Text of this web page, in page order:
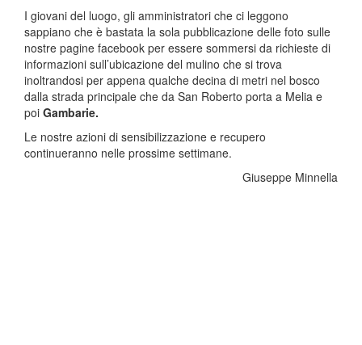
I giovani del luogo, gli amministratori che ci leggono
sappiano che è bastata la sola pubblicazione delle foto sulle
nostre pagine facebook per essere sommersi da richieste di
informazioni sull’ubicazione del mulino che si trova
inoltrandosi per appena qualche decina di metri nel bosco
dalla strada principale che da San Roberto porta a Melia e
poi Gambarie.
Le nostre azioni di sensibilizzazione e recupero
continueranno nelle prossime settimane.
Giuseppe Minnella